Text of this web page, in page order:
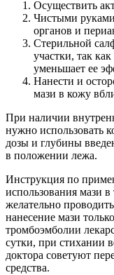
Осуществить
Чистыми
органов и
Стерильной
участки, так
уменьшает ее
Нанести и
мази в кожу
При наличии
нужно использовать
дозы и глубины
в положении лежа.
Инструкция по
использования мази
желательно
нанесение мази
тромбоэмболии
сутки, при стихании
доктора советуют
средства.